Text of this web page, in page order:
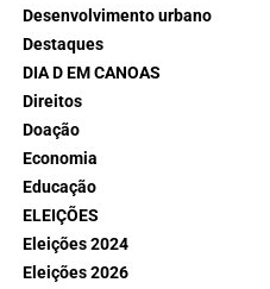
Desenvolvimento urbano
Destaques
DIA D EM CANOAS
Direitos
Doação
Economia
Educação
ELEIÇÕES
Eleições 2024
Eleições 2026